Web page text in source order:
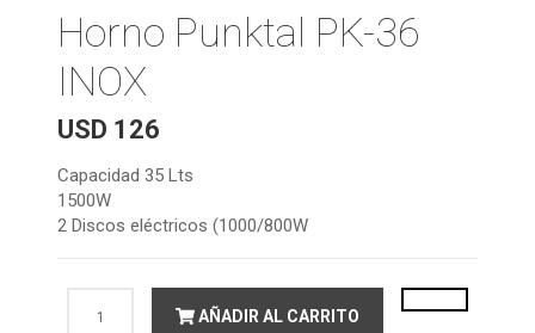
Horno Punktal PK-36
INOX
USD 126
Capacidad 35 Lts
1500W
2 Discos eléctricos (1000/800W
Punktal
AÑADIR AL CARRITO